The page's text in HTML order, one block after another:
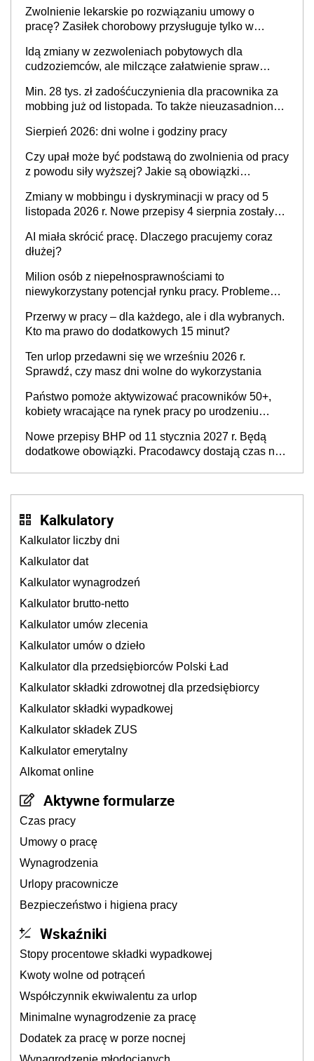
Zwolnienie lekarskie po rozwiązaniu umowy o
pracę? Zasiłek chorobowy przysługuje tylko w
stosunku pracy
Idą zmiany w zezwoleniach pobytowych dla
cudzoziemców, ale milczące załatwienie spraw
Min. 28 tys. zł zadośćuczynienia dla pracownika za
mobbing już od listopada. To także nieuzasadniona
Sierpień 2026: dni wolne i godziny pracy
Czy upał może być podstawą do zwolnienia od pracy
z powodu siły wyższej? Jakie są obowiązki
Zmiany w mobbingu i dyskryminacji w pracy od 5
listopada 2026 r. Nowe przepisy 4 sierpnia zostały
AI miała skrócić pracę. Dlaczego pracujemy coraz
dłużej?
Milion osób z niepełnosprawnościami to
niewykorzystany potencjał rynku pracy. Problemem
refundacji, ale bariery po stronie systemu i
świadomości pracodawców [WYWIAD]
Przerwy w pracy – dla każdego, ale i dla wybranych.
Kto ma prawo do dodatkowych 15 minut?
Ten urlop przedawni się we wrześniu 2026 r.
Sprawdź, czy masz dni wolne do wykorzystania
Państwo pomoże aktywizować pracowników 50+,
kobiety wracające na rynek pracy po urodzeniu
neuroatypowe. Powstanie Fundusz na rzecz
Inkluzywności w Zatrudnianiu?
Nowe przepisy BHP od 11 stycznia 2027 r. Będą
dodatkowe obowiązki. Pracodawcy dostają czas na
Kalkulatory
Kalkulator liczby dni
Kalkulator dat
Kalkulator wynagrodzeń
Kalkulator brutto-netto
Kalkulator umów zlecenia
Kalkulator umów o dzieło
Kalkulator dla przedsiębiorców Polski Ład
Kalkulator składki zdrowotnej dla przedsiębiorcy
Kalkulator składki wypadkowej
Kalkulator składek ZUS
Kalkulator emerytalny
Alkomat online
Aktywne formularze
Czas pracy
Umowy o pracę
Wynagrodzenia
Urlopy pracownicze
Bezpieczeństwo i higiena pracy
Wskaźniki
Stopy procentowe składki wypadkowej
Kwoty wolne od potrąceń
Współczynnik ekwiwalentu za urlop
Minimalne wynagrodzenie za pracę
Dodatek za pracę w porze nocnej